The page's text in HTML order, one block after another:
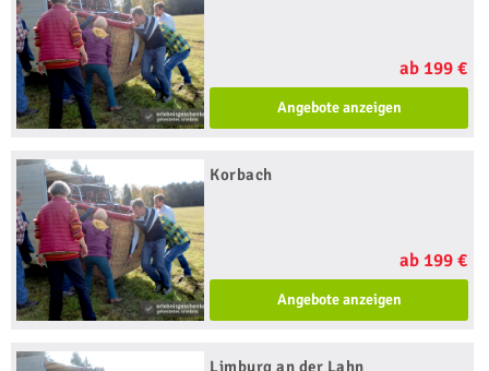
ab 199 €
Angebote anzeigen
Korbach
ab 199 €
Angebote anzeigen
Limburg an der Lahn